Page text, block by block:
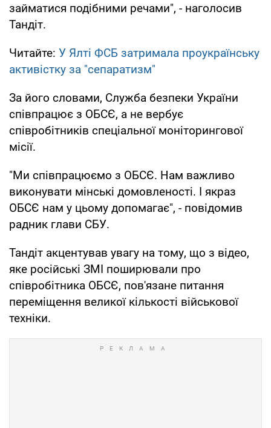
займатися подібними речами", - наголосив
Тандіт.
Читайте: У Ялті ФСБ затримала проукраїнську
активістку за "сепаратизм"
За його словами, Служба безпеки України
співпрацює з ОБСЄ, а не вербує
співробітників спеціальної моніторингової
місії.
"Ми співпрацюємо з ОБСЄ. Нам важливо
виконувати мінські домовленості. І якраз
ОБСЄ нам у цьому допомагає", - повідомив
радник глави СБУ.
Тандіт акцентував увагу на тому, що з відео,
яке російські ЗМІ поширювали про
співробітника ОБСЄ, пов'язане питання
переміщення великої кількості військової
техніки.